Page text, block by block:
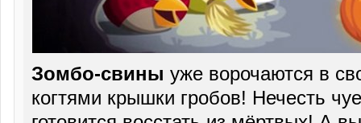
Зомбо-свины уже ворочаются в
когтями крышки гробов! Нечесть